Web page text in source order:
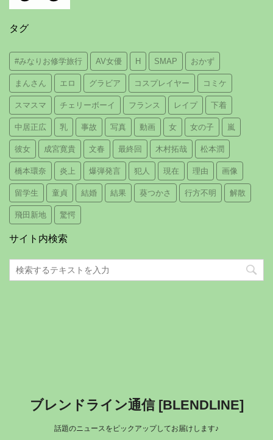
タグ
#みなりお修学旅行 AV女優 H SMAP おかず
まんさん エロ グラビア コスプレイヤー コミケ
スマスマ チェリーボーイ フランス レイプ 下着
中居正広 乳 事故 写真 動画 女 女の子 嵐
彼女 成宮寛貴 文春 最終回 木村拓哉 松本潤
橋本環奈 炎上 爆弾発言 犯人 現在 理由 画像
留学生 童貞 結婚 結果 葵つかさ 行方不明 解散
飛田新地 驚愕
サイト内検索
ブレンドライン通信 [BLENDLINE]
話題のニュースをピックアップしてお届けします♪